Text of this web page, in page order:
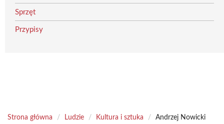
Sprzęt
Przypisy
Strona główna / Ludzie / Kultura i sztuka /
Andrzej Nowicki